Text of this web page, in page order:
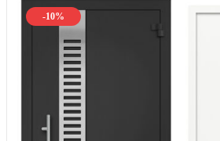
-10%